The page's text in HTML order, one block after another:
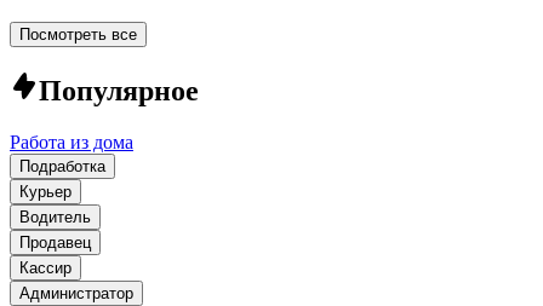
Посмотреть все
Популярное
Работа из дома
Подработка
Курьер
Водитель
Продавец
Кассир
Администратор